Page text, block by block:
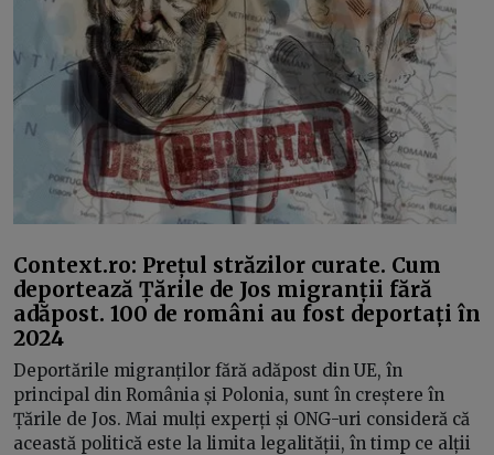
Context.ro: Prețul străzilor curate. Cum
deportează Țările de Jos migranții fără
adăpost. 100 de români au fost deportați în
2024
Deportările migranților fără adăpost din UE, în
principal din România și Polonia, sunt în creștere în
Țările de Jos. Mai mulți experți și ONG-uri consideră că
această politică este la limita legalității, în timp ce alții